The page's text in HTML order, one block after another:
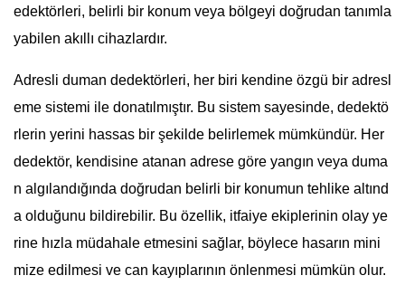
edektörleri, belirli bir konum veya bölgeyi doğrudan tanımla
yabilen akıllı cihazlardır.
Adresli duman dedektörleri, her biri kendine özgü bir adresl
eme sistemi ile donatılmıştır. Bu sistem sayesinde, dedektö
rlerin yerini hassas bir şekilde belirlemek mümkündür. Her
dedektör, kendisine atanan adrese göre yangın veya duma
n algılandığında doğrudan belirli bir konumun tehlike altınd
a olduğunu bildirebilir. Bu özellik, itfaiye ekiplerinin olay ye
rine hızla müdahale etmesini sağlar, böylece hasarın mini
mize edilmesi ve can kayıplarının önlenmesi mümkün olur.